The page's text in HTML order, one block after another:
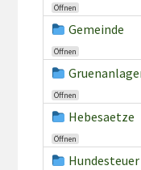
Öffnen
Gemeinde
Öffnen
Öffnen
Hebesaetze
Öffnen
Hundesteuer